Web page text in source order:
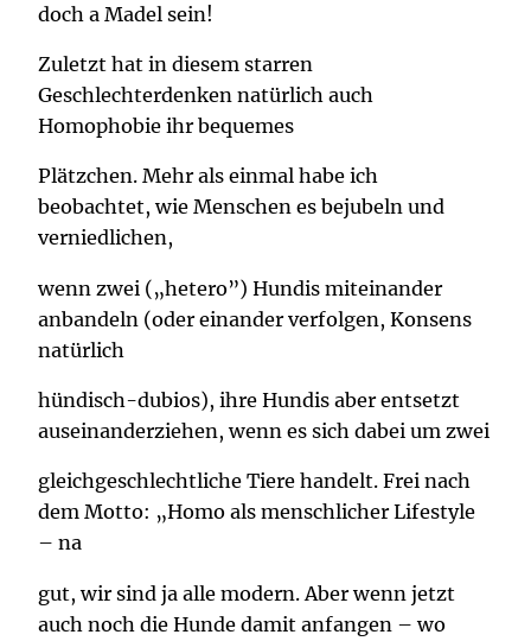
doch a Madel sein!
Zuletzt hat in diesem starren
Geschlechterdenken natürlich auch
Homophobie ihr bequemes
Plätzchen. Mehr als einmal habe ich
beobachtet, wie Menschen es bejubeln und
verniedlichen,
wenn zwei („hetero”) Hundis miteinander
anbandeln (oder einander verfolgen, Konsens
natürlich
hündisch-dubios), ihre Hundis aber entsetzt
auseinanderziehen, wenn es sich dabei um zwei
gleichgeschlechtliche Tiere handelt. Frei nach
dem Motto: „Homo als menschlicher Lifestyle
– na
gut, wir sind ja alle modern. Aber wenn jetzt
auch noch die Hunde damit anfangen – wo